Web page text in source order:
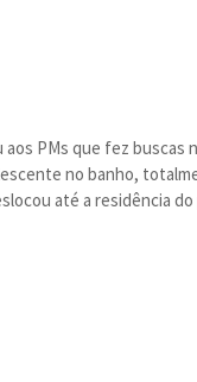
PMs que fez
no banho,
até a residência